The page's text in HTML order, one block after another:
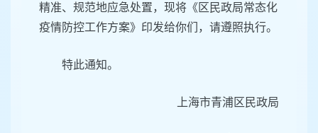
精准、规范地应急处置，现将《区民政局常态化
疫情防控工作方案》印发给你们，请遵照执行。
特此通知。
上海市青浦区民政局